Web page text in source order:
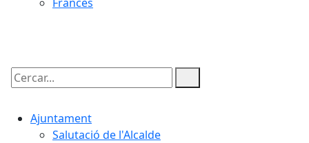
Cercar:
Ajuntament
Salutació de l'Alcalde